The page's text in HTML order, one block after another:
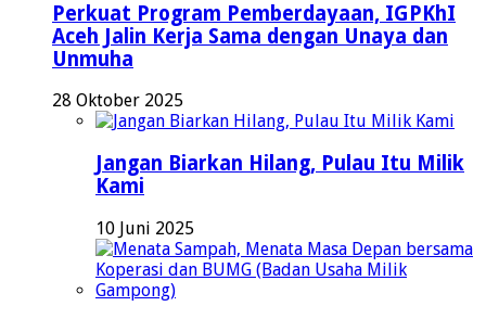
Perkuat Program Pemberdayaan, IGPKhI
Aceh Jalin Kerja Sama dengan Unaya dan
Unmuha
28 Oktober 2025
Jangan Biarkan Hilang, Pulau Itu Milik
Kami
10 Juni 2025